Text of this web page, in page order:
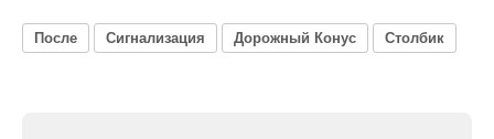
После Сигнализация Дорожный Конус Столбик